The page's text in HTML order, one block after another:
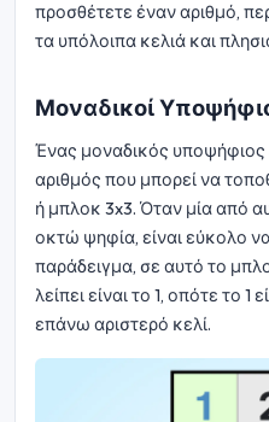
προσθέτετε έναν αριθμό,
τα υπόλοιπα κελιά και
Μοναδικοί
Ένας μοναδικός υποψήφιος
αριθμός που μπορεί να
ή μπλοκ 3x3. Όταν μία από
οκτώ ψηφία, είναι εύκολο
παράδειγμα, σε αυτό το
λείπει είναι το 1, οπότε το
επάνω αριστερό κελί.